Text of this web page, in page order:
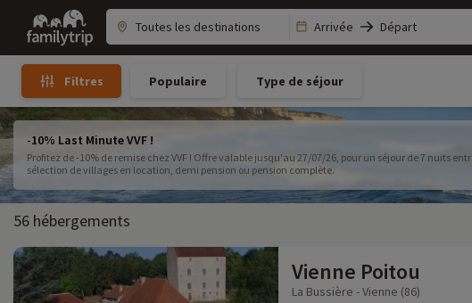
Family
trip
Arrivée Départ
Filtres Populaire Type de séjour
-10% Last Minute VVF !
Profitez de -10% de remise chez VVF ! Offre valable jusqu'au 27/07/26, pour un séjour de 7 nuits
sélection de villages en location, demi pension ou pension complète.
56 hébergements
Vienne Poitou
La Bussière - Vienne (86)